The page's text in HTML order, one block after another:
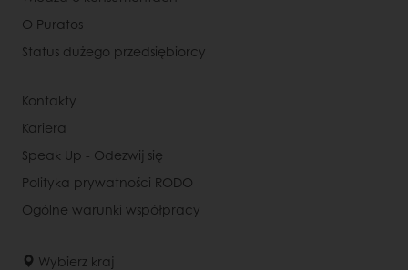
O Puratos
Status dużego przedsiębiorcy
Kontakty
Kariera
Speak Up - Odezwij się
Polityka prywatności RODO
Ogólne warunki współpracy
Wybierz kraj